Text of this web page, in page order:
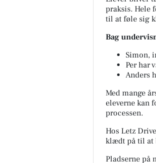
praksis. Hele
til at føle sig
Bag
Simon,
Per har
Anders
Med mange
eleverne kan
processen.
Hos Letz
klædt på til at
Pladserne på